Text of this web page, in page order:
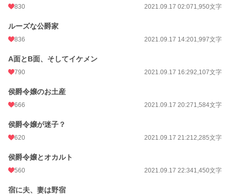
年間ポイント
累計ポイント 3,918,150 pt (1,122 位)
830 2021.09.17 02:071,950文字
ルーズな公爵家
836 2021.09.17 14:201,997文字
A面とB面、そしてイケメン
790 2021.09.17 16:292,107文字
侯爵令嬢のお土産
666 2021.09.17 20:271,584文字
侯爵令嬢が迷子？
620 2021.09.17 21:212,285文字
侯爵令嬢とオカルト
560 2021.09.17 22:341,450文字
宿に夫、妻は野宿